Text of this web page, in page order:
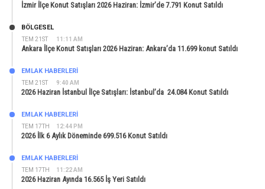
İzmir İlçe Konut Satışları 2026 Haziran: İzmir’de 7.791 Konut Satıldı
TEM 21ST 11:11 AM
BÖLGESEL
Ankara İlçe Konut Satışları 2026 Haziran: Ankara’da 11.699 konut Satıldı
TEM 21ST 9:40 AM
EMLAK HABERLERI
2026 Haziran İstanbul İlçe Satışları: İstanbul’da 24.084 Konut Satıldı
TEM 17TH 12:44 PM
EMLAK HABERLERI
2026 İlk 6 Aylık Döneminde 699.516 Konut Satıldı
TEM 17TH 11:22 AM
EMLAK HABERLERI
2026 Haziran Ayında 16.565 İş Yeri Satıldı